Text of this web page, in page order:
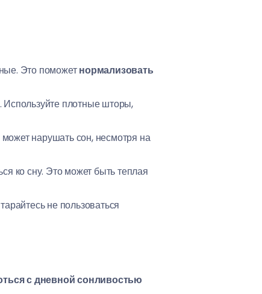
Это поможетнормализовать
плотные шторы,
нарушать сон, несмотря на
ко сну. Это может быть теплая
не пользоваться
с дневной сонливостью